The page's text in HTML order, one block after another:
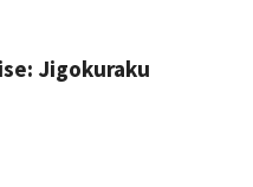
Jigokuraku